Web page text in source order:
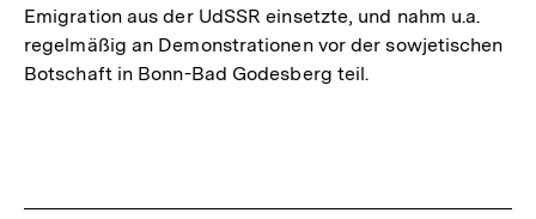
Emigration aus der UdSSR einsetzte, und nahm u.a.
regelmäßig an Demonstrationen vor der sowjetischen
Botschaft in Bonn-Bad Godesberg teil.